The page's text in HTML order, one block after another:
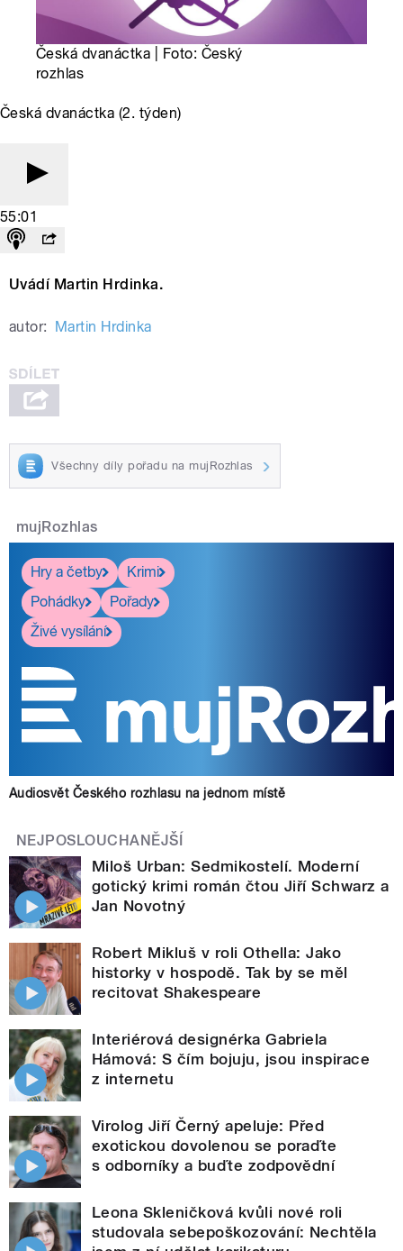
Česká dvanáctka | Foto: Český
rozhlas
Česká dvanáctka (2. týden)
55:01
Uvádí Martin Hrdinka.
autor: Martin Hrdinka
Všechny díly pořadu na mujRozhlas
mujRozhlas
Hry a četby
Krimi
Pohádky
Pořady
Živé vysílání
Audiosvět Českého rozhlasu na jednom místě
NEJPOSLOUCHANĚJŠÍ
Miloš Urban: Sedmikostelí. Moderní
gotický krimi román čtou Jiří Schwarz a
Jan Novotný
Robert Mikluš v roli Othella: Jako
historky v hospodě. Tak by se měl
recitovat Shakespeare
Interiérová designérka Gabriela
Hámová: S čím bojuju, jsou inspirace
z internetu
Virolog Jiří Černý apeluje: Před
exotickou dovolenou se poraďte
s odborníky a buďte zodpovědní
Leona Skleničková kvůli nové roli
studovala sebepoškozování: Nechtěla